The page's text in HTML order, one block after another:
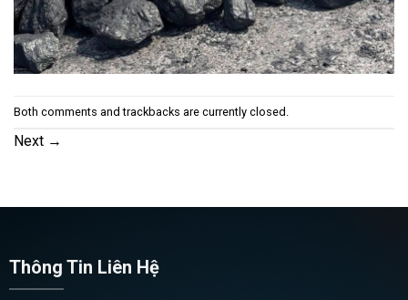
Both comments and trackbacks are currently closed.
Next →
Thông Tin Liên Hệ